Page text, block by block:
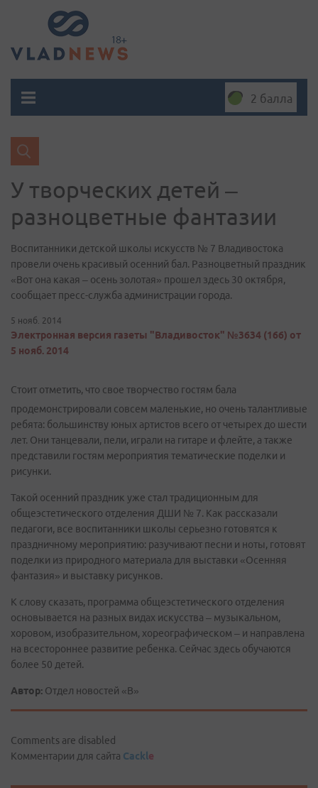
2 балла
У творческих детей –
разноцветные фантазии
Воспитанники детской школы искусств № 7 Владивостока
провели очень красивый осенний бал. Разноцветный праздник
«Вот она какая – осень золотая» прошел здесь 30 октября,
сообщает пресс-служба администрации города.
5 нояб. 2014
Электронная версия газеты "Владивосток" №3634 (166) от
5 нояб. 2014
Стоит отметить, что свое творчество гостям бала
продемонстрировали совсем маленькие, но очень талантливые
ребята: большинству юных артистов всего от четырех до шести
лет. Они танцевали, пели, играли на гитаре и флейте, а также
представили гостям мероприятия тематические поделки и
рисунки.
Такой осенний праздник уже стал традиционным для
общеэстетического отделения ДШИ № 7. Как рассказали
педагоги, все воспитанники школы серьезно готовятся к
праздничному мероприятию: разучивают песни и ноты, готовят
поделки из природного материала для выставки «Осенняя
фантазия» и выставку рисунков.
К слову сказать, программа общеэстетического отделения
основывается на разных видах искусства – музыкальном,
хоровом, изобразительном, хореографическом – и направлена
на всестороннее развитие ребенка. Сейчас здесь обучаются
более 50 детей.
Автор: Отдел новостей «В»
Comments are disabled
Комментарии для сайта Cackle